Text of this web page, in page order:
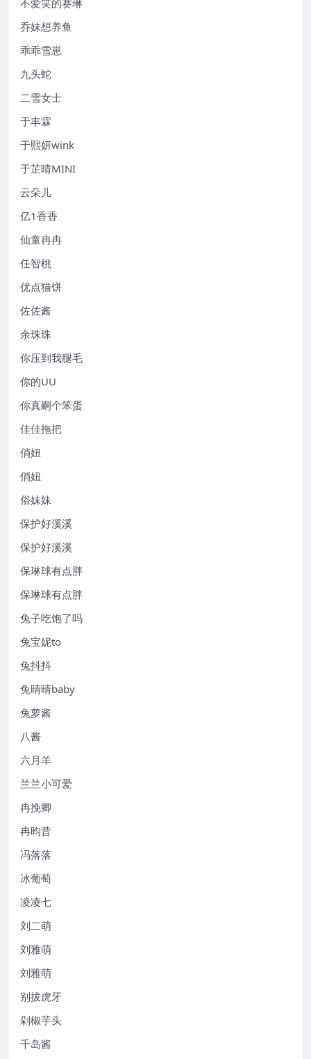
乔妹想养鱼
乖乖雪崽
九头蛇
二雪女士
于丰霖
于熙妍wink
于芷晴MINI
云朵儿
亿1香香
仙童冉冉
任智桃
优点猫饼
佐佐酱
余珠珠
你压到我腿毛
你的UU
你真嗣个笨蛋
佳佳拖把
俏妞
俏妞
俗妹妹
保护好溪溪
保护好溪溪
保琳球有点胖
保琳球有点胖
兔子吃饱了吗
兔宝妮to
兔抖抖
兔晴晴baby
兔萝酱
八酱
六月羊
兰兰小可爱
冉挽卿
冉昀昔
冯落落
冰葡萄
凌凌七
刘二萌
刘雅萌
刘雅萌
别拔虎牙
剁椒芋头
千岛酱